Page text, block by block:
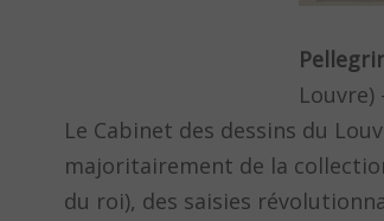
Le Cabinet des dessins du
majoritairement de la
du roi), des saisies